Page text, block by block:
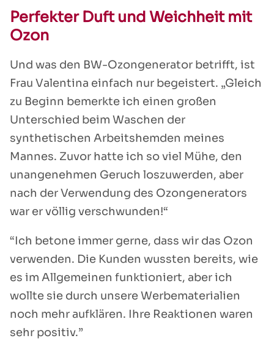
Perfekter Duft und Weichheit mit
Ozon
Und was den BW-Ozongenerator betrifft, ist
Frau Valentina einfach nur begeistert. „Gleich
zu Beginn bemerkte ich einen großen
Unterschied beim Waschen der
synthetischen Arbeitshemden meines
Mannes. Zuvor hatte ich so viel Mühe, den
unangenehmen Geruch loszuwerden, aber
nach der Verwendung des Ozongenerators
war er völlig verschwunden!“
“Ich betone immer gerne, dass wir das Ozon
verwenden. Die Kunden wussten bereits, wie
es im Allgemeinen funktioniert, aber ich
wollte sie durch unsere Werbematerialien
noch mehr aufklären. Ihre Reaktionen waren
sehr positiv.”